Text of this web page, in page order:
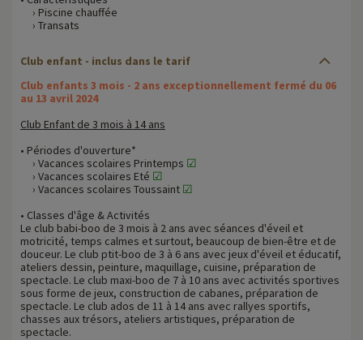
› Piscine chauffée
› Transats
Club enfant - inclus dans le tarif
Club enfants 3 mois - 2 ans exceptionnellement fermé du 06
au 13 avril 2024
Club Enfant de 3 mois à 14 ans
• Périodes d'ouverture*
› Vacances scolaires Printemps ☑
› Vacances scolaires Eté ☑
› Vacances scolaires Toussaint ☑
• Classes d'âge & Activités
Le club babi-boo de 3 mois à 2 ans avec séances d'éveil et
motricité, temps calmes et surtout, beaucoup de bien-être et de
douceur. Le club ptit-boo de 3 à 6 ans avec jeux d'éveil et éducatif,
ateliers dessin, peinture, maquillage, cuisine, préparation de
spectacle. Le club maxi-boo de 7 à 10 ans avec activités sportives
sous forme de jeux, construction de cabanes, préparation de
spectacle. Le club ados de 11 à 14 ans avec rallyes sportifs,
chasses aux trésors, ateliers artistiques, préparation de
spectacle.